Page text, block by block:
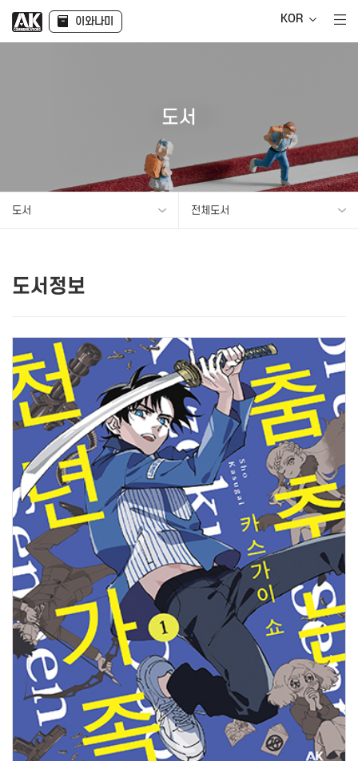
이와나미 KOR
도서
도서 전체도서
도서정보